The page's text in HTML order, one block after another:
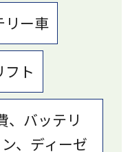
リー車
フト
、バッテリ
、ディーゼ